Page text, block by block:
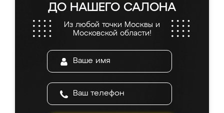
ДО НАШЕГО САЛОНА
Из любой точки Москвы и
Московской области!